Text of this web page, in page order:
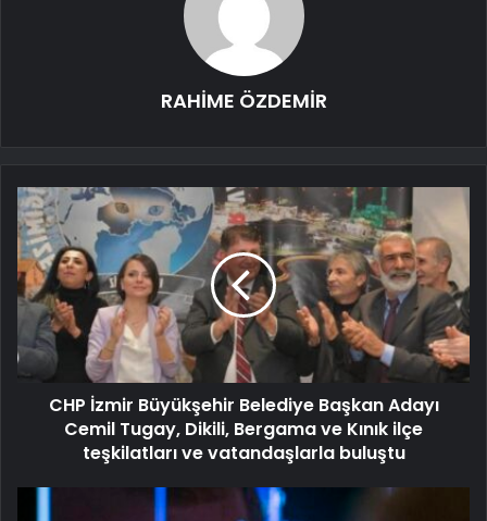
RAHİME ÖZDEMİR
CHP İzmir Büyükşehir Belediye Başkan Adayı
Cemil Tugay, Dikili, Bergama ve Kınık ilçe
teşkilatları ve vatandaşlarla buluştu